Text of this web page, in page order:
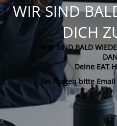
WIR SIND
DICH
WIR SIND BALD
Deine EAT
Bei Fragen bitte